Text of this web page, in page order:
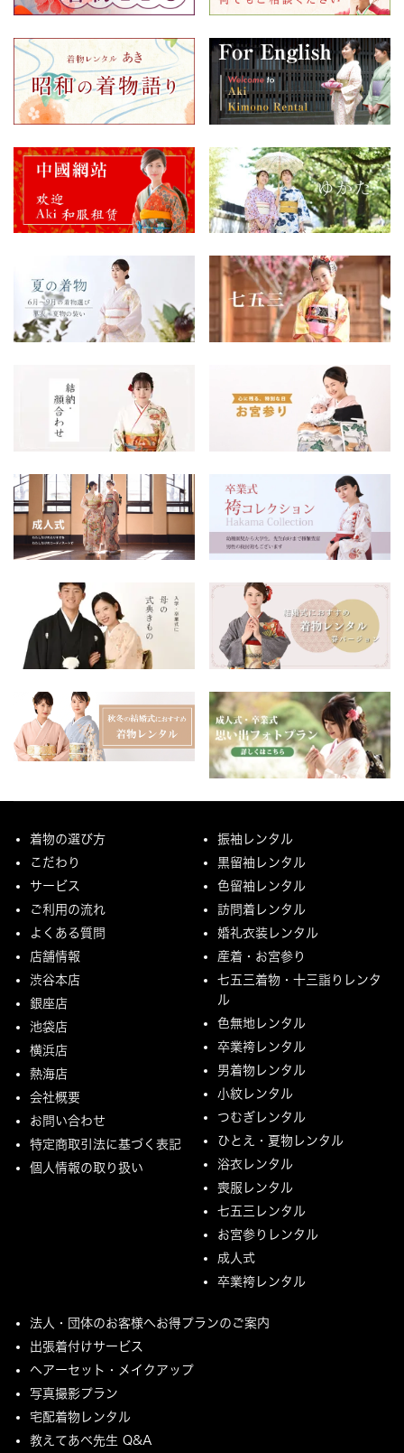
着物の選び方
こだわり
サービス
ご利用の流れ
よくある質問
店舗情報
渋谷本店
銀座店
池袋店
横浜店
熱海店
会社概要
お問い合わせ
特定商取引法に基づく表記
個人情報の取り扱い
振袖レンタル
黒留袖レンタル
色留袖レンタル
訪問着レンタル
婚礼衣装レンタル
産着・お宮参り
七五三着物・十三詣りレンタ
ル
色無地レンタル
卒業袴レンタル
男着物レンタル
小紋レンタル
つむぎレンタル
ひとえ・夏物レンタル
浴衣レンタル
喪服レンタル
七五三レンタル
お宮参りレンタル
成人式
卒業袴レンタル
法人・団体のお客様へお得プランのご案内
出張着付けサービス
ヘアーセット・メイクアップ
写真撮影プラン
宅配着物レンタル
教えてあべ先生 Q&A